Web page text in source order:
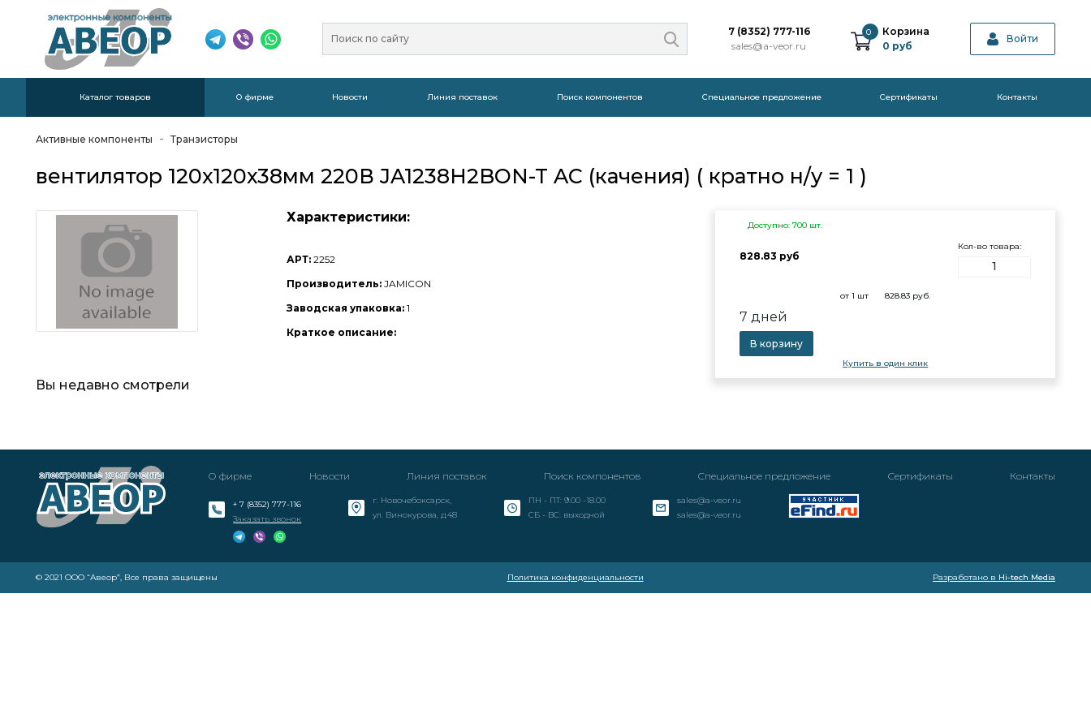
7 (8352) 777-116
sales@a-veor.ru
0
Корзина
0 руб
Войти
Каталог товаров О фирме Новости Линия поставок Поиск компонентов Специальное предложение Cертификаты Контакты
Активные компоненты Транзисторы
вентилятор 120х120х38мм 220В JA1238H2BON-T AC (качения) ( кратно н/у = 1 )
Характеристики:
АРТ:2252
Производитель:JAMICON
Заводская упаковка:1
Краткое описание:
Доступно: 700 шт.
828.83 руб
Кол-во товара:
от 1 шт 828.83 руб.
7 дней
В корзину
Купить в один клик
Вы недавно смотрели
О фирме Новости Линия поставок Поиск компонентов Специальное предложение Cертификаты Контакты
+ 7 (8352) 777-116
Заказать звонок
г. Новочебоксарск,
ул. Винокурова, д.48
ПН - ПТ: 9.00 -18.00
СБ - ВС: выходной
sales@a-veor.ru
sales@a-veor.ru
© 2021 ООО “Авеор”, Все права защищены Политика конфиденциальности Разработано в Hi-tech Media